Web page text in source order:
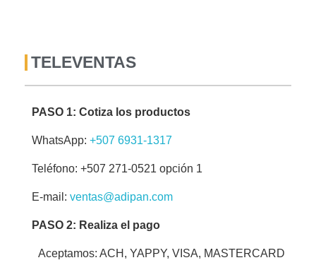
TELEVENTAS
PASO 1: Cotiza los productos
WhatsApp: +507 6931-1317
Teléfono: +507 271-0521 opción 1
E-mail: ventas@adipan.com
PASO 2: Realiza el pago
Aceptamos: ACH, YAPPY, VISA, MASTERCARD